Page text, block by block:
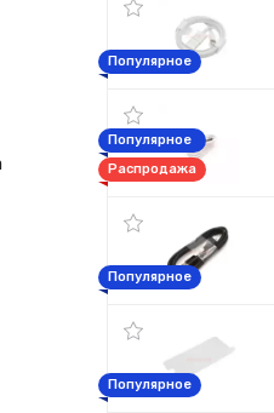
Популярное
Популярное
Распродажа
Популярное
Популярное